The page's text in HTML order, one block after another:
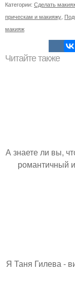
Категории: Сделать
прическам и макияжу
макияж
Читайте также
А знаете ли вы,
романтичный
Я Таня Гилева -